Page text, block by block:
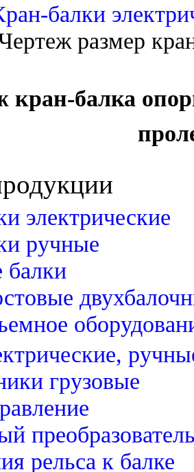
балки
размер
кран-балка
электрические
ручные
балки
грузовые
рельса к балке